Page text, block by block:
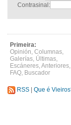
Contrasinal:
Primeira:
Opinión, Columnas,
Galerías, Últimas,
Escáneres,Anteriores,
FAQ, Buscador
RSS Que é